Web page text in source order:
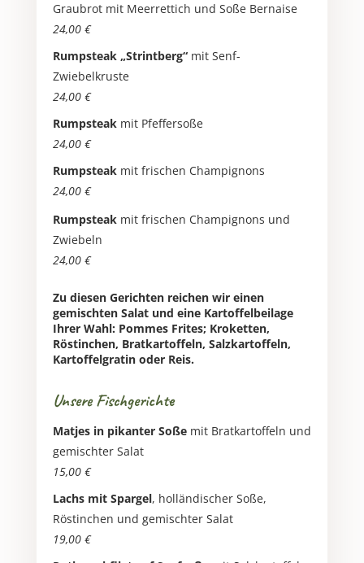
Graubrot mit Meerrettich und Soße Bernaise
24,00 €
Rumpsteak „Strintberg“mit Senf-
Zwiebelkruste
24,00 €
Rumpsteakmit Pfeffersoße
24,00 €
Rumpsteakmit frischen Champignons
24,00 €
Rumpsteakmit frischen Champignons und
Zwiebeln
24,00 €
Zu diesen Gerichten reichen wir einen
gemischten Salat und eine Kartoffelbeilage
Ihrer Wahl: Pommes Frites; Kroketten,
Röstinchen, Bratkartoffeln, Salzkartoffeln,
Kartoffelgratin oder Reis.
Unsere Fischgerichte
Matjes in pikanter Soßemit Bratkartoffeln und
gemischter Salat
15,00 €
Lachs mit Spargel, holländischer Soße,
Röstinchen und gemischter Salat
19,00 €